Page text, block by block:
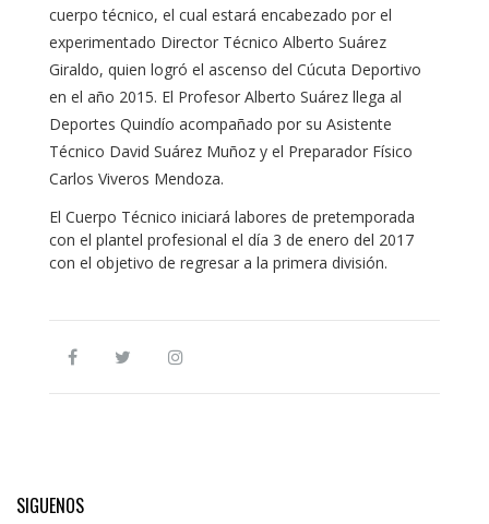
cuerpo técnico, el cual estará encabezado por el
experimentado Director Técnico Alberto Suárez
Giraldo, quien logró el ascenso del Cúcuta Deportivo
en el año 2015. El Profesor Alberto Suárez llega al
Deportes Quindío acompañado por su Asistente
Técnico David Suárez Muñoz y el Preparador Físico
Carlos Viveros Mendoza.
El Cuerpo Técnico iniciará labores de pretemporada
con el plantel profesional el día 3 de enero del 2017
con el objetivo de regresar a la primera división.
SIGUENOS